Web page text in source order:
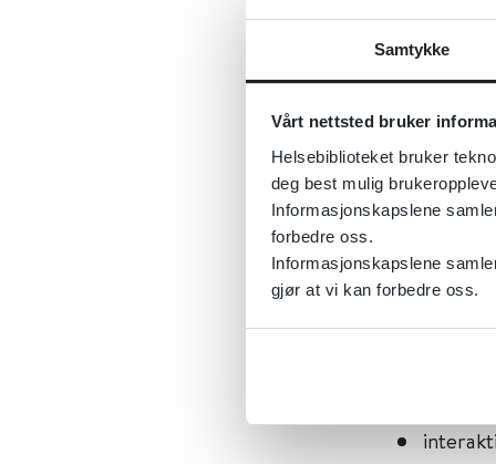
Samtykke
Vårt nettsted bruker
Helsebiblioteket bruker
deg best mulig
Informasjonskapslene
forbedre oss.
Informasjonskapslene
gjør at vi kan forbedre oss.
Ta e-
E-
(KoKom)